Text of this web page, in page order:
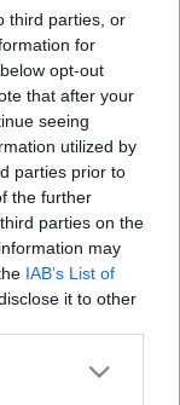
third parties, or
for
opt-out
that after your
seeing
utilized by
parties prior to
the further
parties on the
may
IAB’s List of
it to other
more Google
-
a